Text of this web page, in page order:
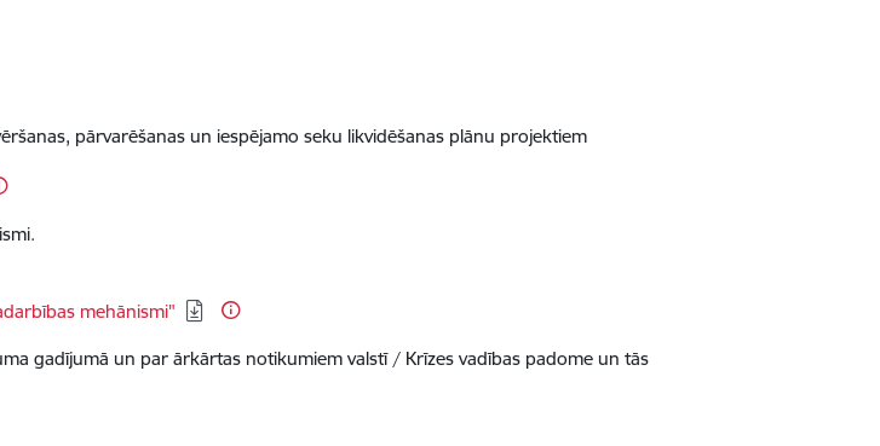
pārvarēšanas un iespējamo seku likvidēšanas plānu projektiem
mehānismi"
gadījumā un par ārkārtas notikumiem valstī / Krīzes vadības padome un tās